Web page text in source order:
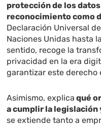
protección de los
reconocimiento como
Declaración Universal
Naciones Unidas hasta
sentido, recoge la
privacidad en la era
garantizar este derecho
Asimismo, explica qué
a cumplir la legislación
se extiende tanto a